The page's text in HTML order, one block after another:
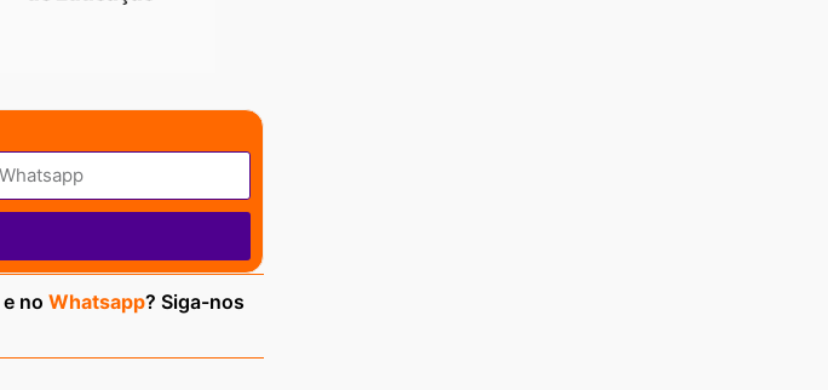
e no Whatsapp? Siga-nos